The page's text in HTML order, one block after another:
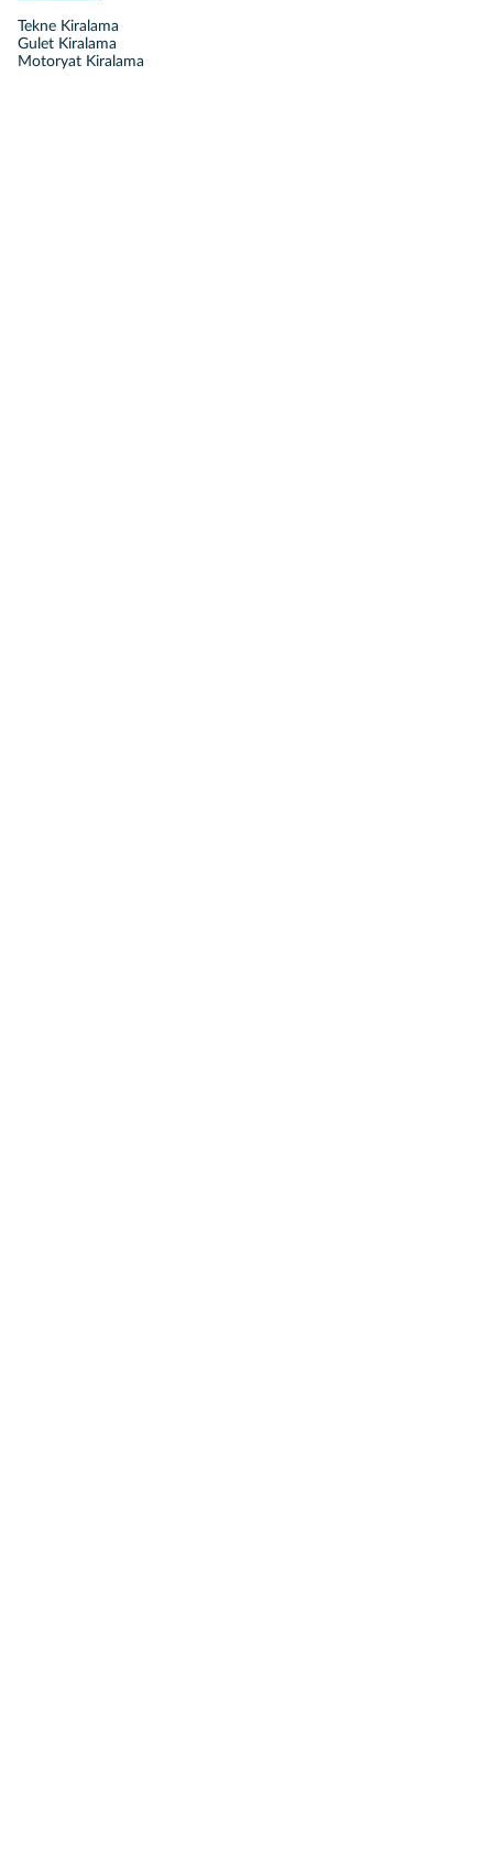
Tekne Kiralama
Gulet Kiralama
Motoryat Kiralama